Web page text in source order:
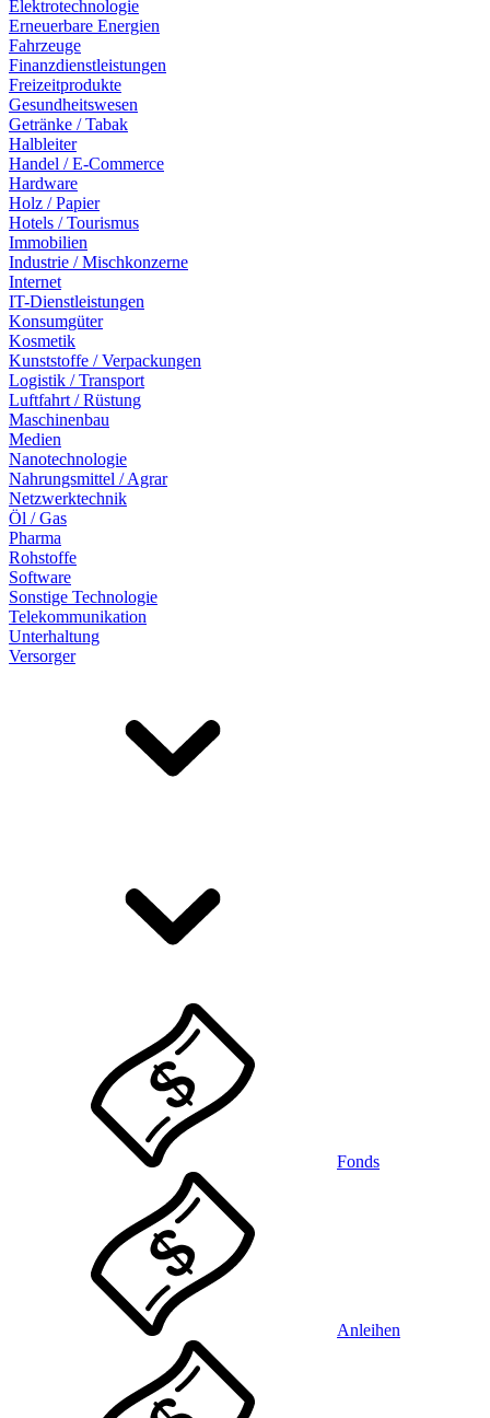
Elektrotechnologie
Erneuerbare Energien
Fahrzeuge
Finanzdienstleistungen
Freizeitprodukte
Gesundheitswesen
Getränke / Tabak
Halbleiter
Handel / E-Commerce
Hardware
Holz / Papier
Hotels / Tourismus
Immobilien
Industrie / Mischkonzerne
Internet
IT-Dienstleistungen
Konsumgüter
Kosmetik
Kunststoffe / Verpackungen
Logistik / Transport
Luftfahrt / Rüstung
Maschinenbau
Medien
Nanotechnologie
Nahrungsmittel / Agrar
Netzwerktechnik
Öl / Gas
Pharma
Rohstoffe
Software
Sonstige Technologie
Telekommunikation
Unterhaltung
Versorger
Fonds
Anleihen